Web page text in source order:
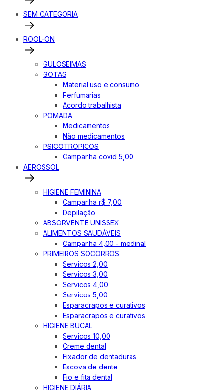
SEM CATEGORIA
ROOL-ON
GULOSEIMAS
GOTAS
Material uso e consumo
Perfumarias
Acordo trabalhista
POMADA
Medicamentos
Não medicamentos
PSICOTROPICOS
Campanha covid 5,00
AEROSSOL
HIGIENE FEMININA
Campanha r$ 7,00
Depilação
ABSORVENTE UNISSEX
ALIMENTOS SAUDÁVEIS
Campanha 4,00 - medinal
PRIMEIROS SOCORROS
Servicos 2,00
Servicos 3,00
Servicos 4,00
Servicos 5,00
Esparadrapos e curativos
Esparadrapos e curativos
HIGIENE BUCAL
Servicos 10,00
Creme dental
Fixador de dentaduras
Escova de dente
Fio e fita dental
HIGIENE DIÁRIA